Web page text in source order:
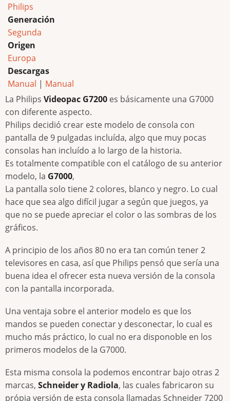
Philips
Generación
Segunda
Origen
Europa
Descargas
Manual | Manual
La Philips Videopac G7200 es básicamente una G7000
con diferente aspecto.
Philips decidió crear este modelo de consola con
pantalla de 9 pulgadas incluída, algo que muy pocas
consolas han incluído a lo largo de la historia.
Es totalmente compatible con el catálogo de su anterior
modelo, la G7000,
La pantalla solo tiene 2 colores, blanco y negro. Lo cual
hace que sea algo difícil jugar a según que juegos, ya
que no se puede apreciar el color o las sombras de los
gráficos.
A principio de los años 80 no era tan común tener 2
televisores en casa, así que Philips pensó que sería una
buena idea el ofrecer esta nueva versión de la consola
con la pantalla incorporada.
Una ventaja sobre el anterior modelo es que los
mandos se pueden conectar y desconectar, lo cual es
mucho más práctico, lo cual no era disponoble en los
primeros modelos de la G7000.
Esta misma consola la podemos encontrar bajo otras 2
marcas, Schneider y Radiola, las cuales fabricaron su
própia versión de esta consola llamadas Schneider 7200